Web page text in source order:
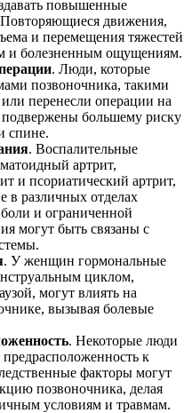
повышенные
движения,
и перемещения тяжестей
и болезненным ощущениям.
. Люди, которые
позвоночника, такими
перенесли операции на
большему риску
спине.
. Воспалительные
артрит,
и псориатический артрит,
в различных отделах
и ограниченной
могут быть связаны с
. У женщин гормональные
циклом,
могут влиять на
вызывая болевые
. Некоторые люди
к
факторы могут
позвоночника, делая
условиям и травмам.